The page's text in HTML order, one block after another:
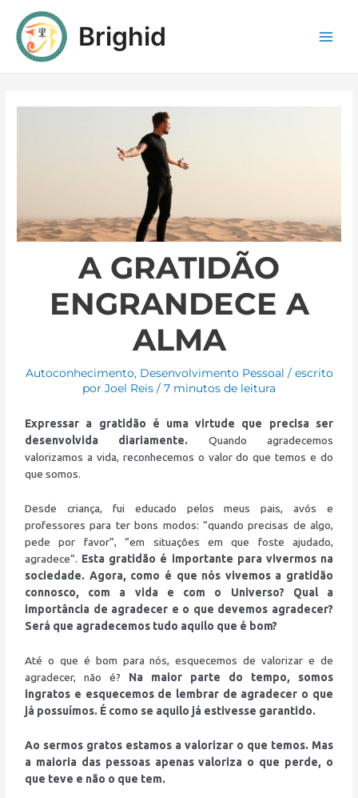
Brighid
A GRATIDÃO
ENGRANDECE A
ALMA
Autoconhecimento, Desenvolvimento Pessoal / escrito
por Joel Reis / 7 minutos de leitura
Expressar a gratidão é uma virtude que precisa ser
desenvolvida diariamente. Quando agradecemos
valorizamos a vida, reconhecemos o valor do que temos e do
que somos.
Desde criança, fui educado pelos meus pais, avós e
professores para ter bons modos: “quando precisas de algo,
pede por favor”, “em situações em que foste ajudado,
agradece”. Esta gratidão é importante para vivermos na
sociedade. Agora, como é que nós vivemos a gratidão
connosco, com a vida e com o Universo? Qual a
importância de agradecer e o que devemos agradecer?
Será que agradecemos tudo aquilo que é bom?
Até o que é bom para nós, esquecemos de valorizar e de
agradecer, não é? Na maior parte do tempo, somos
ingratos e esquecemos de lembrar de agradecer o que
já possuímos. É como se aquilo já estivesse garantido.
Ao sermos gratos estamos a valorizar o que temos. Mas
a maioria das pessoas apenas valoriza o que perde, o
que teve e não o que tem.